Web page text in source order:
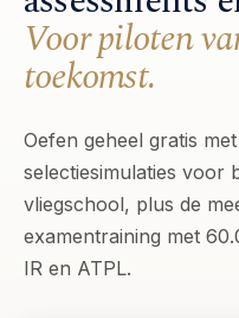
Voor piloten
toekomst.
Oefen geheel gratis
selectiesimulaties voor
vliegschool, plus de
examentraining met
IR en ATPL.